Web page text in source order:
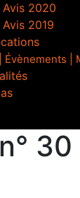
Avis 2020
Avis 2019
Évènements |